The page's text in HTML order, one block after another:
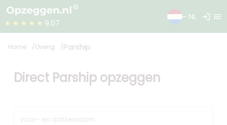
★★★★★ 9.07
- NL login menu
Home Overig Parship
Direct Parship opzeggen
Voor- en achternaam